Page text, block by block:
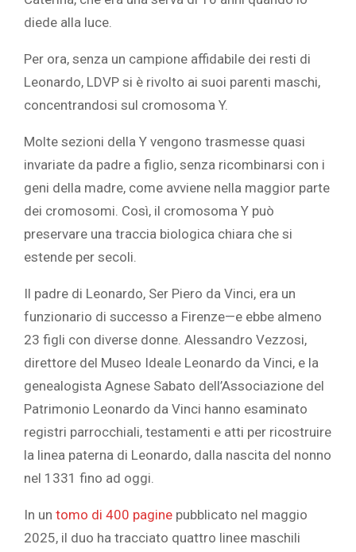
diede alla luce.
Per ora, senza un campione affidabile dei resti di
Leonardo, LDVP si è rivolto ai suoi parenti maschi,
concentrandosi sul cromosoma Y.
Molte sezioni della Y vengono trasmesse quasi
invariate da padre a figlio, senza ricombinarsi con i
geni della madre, come avviene nella maggior parte
dei cromosomi. Così, il cromosoma Y può
preservare una traccia biologica chiara che si
estende per secoli.
Il padre di Leonardo, Ser Piero da Vinci, era un
funzionario di successo a Firenze—e ebbe almeno
23 figli con diverse donne. Alessandro Vezzosi,
direttore del Museo Ideale Leonardo da Vinci, e la
genealogista Agnese Sabato dell’Associazione del
Patrimonio Leonardo da Vinci hanno esaminato
registri parrocchiali, testamenti e atti per ricostruire
la linea paterna di Leonardo, dalla nascita del nonno
nel 1331 fino ad oggi.
In un tomo di 400 pagine pubblicato nel maggio
2025, il duo ha tracciato quattro linee maschili